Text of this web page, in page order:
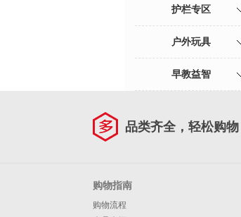
护栏专区
户外玩具
早教益智
品类齐全，轻松购物
购物指南
购物流程